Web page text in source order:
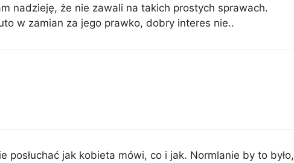
nadzieję, że nie zawali na takich prostych sprawach.
w zamian za jego prawko, dobry interes nie..
posłuchać jak kobieta mówi, co i jak. Normlanie by to było,